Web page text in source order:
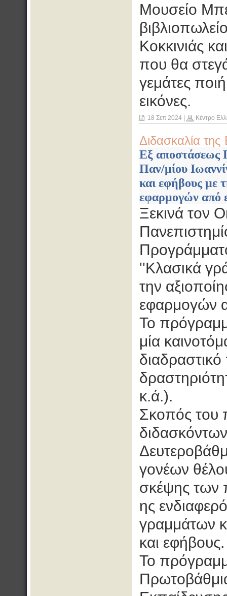
Μουσείο
Κοκκινιάς
που θα
γεμάτες
εικόνες.
18 Σεπ 2024 Κέντρο
Διδασκαλία της
Eξ
Παν/μίου
και εφήβους με
εφαρμογών από
Ξεκινά τον
''Κλασικά
την
εφαρμογών
Το
μία
διαδραστικό
κ.ά.).
Σκοπός του
γονέων
σκέψης των
ης
γραμμάτων
και εφήβους.
Το